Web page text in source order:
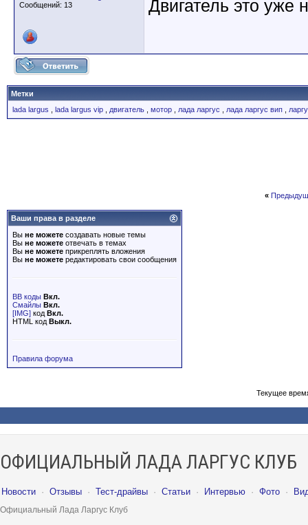
Сообщений: 13
Двигатель это уже
Метки
lada largus
lada largus vip двигатель мотор лада ларгус лада ларгус вип
«
Ваши права в разделе
Вы не можете создавать новые темы
Вы не можете отвечать в темах
Вы не можете прикреплять вложения
Вы не можете редактировать свои сообщения
BB коды Вкл.
Смайлы Вкл.
[IMG] код Вкл.
HTML код Выкл.
Правила форума
Текущее
ОФИЦИАЛЬНЫЙ ЛАДА ЛАРГУС КЛУБ
Новости · Отзывы · Тест-драйвы · Статьи · Интервью · Фото ·
Официальный Лада Ларгус Клуб